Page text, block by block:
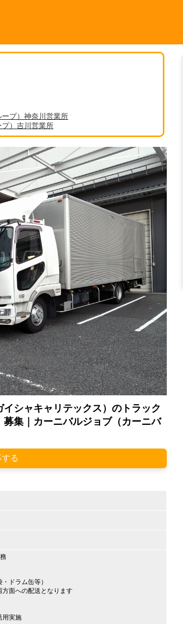
プ）神奈川営業所
）吉川営業所
シャキャリテックス）のトラック
募集｜カーニバルジョブ（カーニバ
る
ドラム缶等）
面への配送となります
用実施